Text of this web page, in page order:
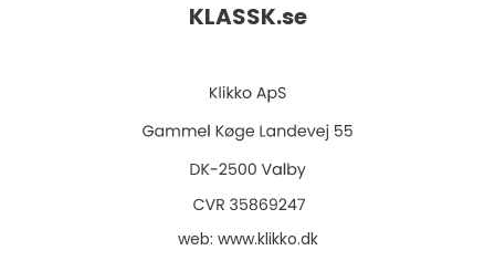
KLASSK.se
web: www.klikko.dk